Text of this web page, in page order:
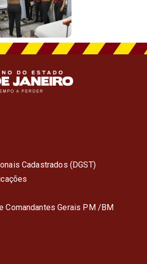
Cadastrados (DGST)
Comandantes Gerais PM /BM